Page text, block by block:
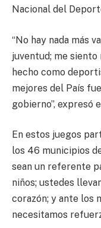
Nacional del
“No hay nada más
juventud; me
hecho como
mejores del País
gobierno”, expresó
En estos juegos
los 46 municipios
sean un referente
niños; ustedes
corazón; y ante los
necesitamos